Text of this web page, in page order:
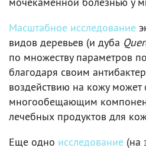
Масштабное исследование
видов деревьев (и дуба
по множеству параметров
благодаря своим
воздействию на кожу может
многообещающим
лечебных продуктов для
Еще одно исследование (на